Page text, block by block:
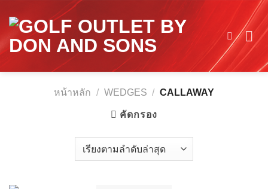
content
หน้าหลัก / WEDGES / CALLAWAY
คัดกรอง